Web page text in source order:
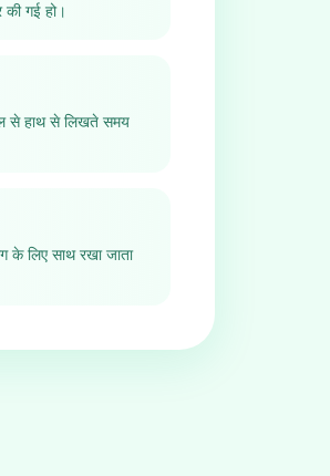
की गई हो।
से हाथ से लिखते समय
के लिए साथ रखा जाता